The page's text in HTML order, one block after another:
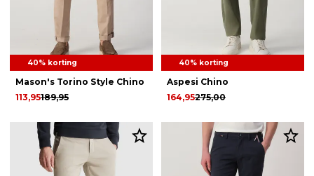
40% korting
Mason's Torino Style Chino
189,95
113,95
40% korting
Aspesi Chino
275,00
164,95